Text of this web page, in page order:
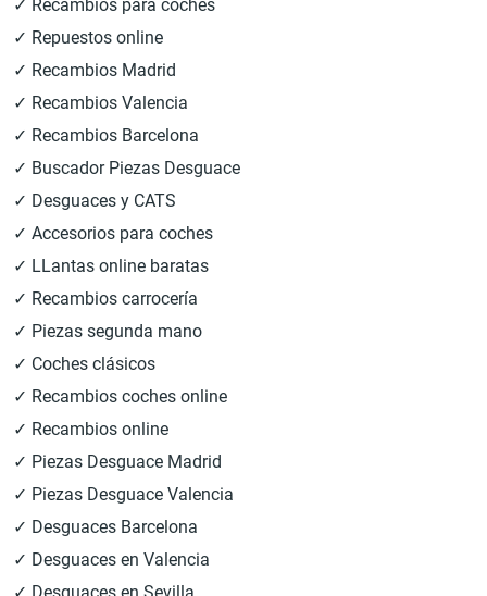
✓ Recambios para coches
✓ Repuestos online
✓ Recambios Madrid
✓ Recambios Valencia
✓ Recambios Barcelona
✓ Buscador Piezas Desguace
✓ Desguaces y CATS
✓ Accesorios para coches
✓ LLantas online baratas
✓ Recambios carrocería
✓ Piezas segunda mano
✓ Coches clásicos
✓ Recambios coches online
✓ Recambios online
✓ Piezas Desguace Madrid
✓ Piezas Desguace Valencia
✓ Desguaces Barcelona
✓ Desguaces en Valencia